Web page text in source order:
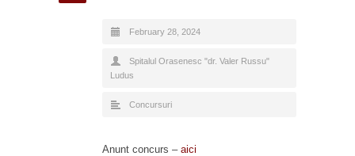
February 28, 2024
Spitalul Orasenesc "dr. Valer Russu"
Ludus
Concursuri
Anunt concurs – aici